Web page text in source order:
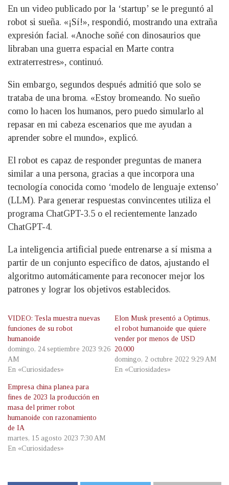
En un video publicado por la ‘startup’ se le preguntó al
robot si sueña. «¡Sí!», respondió, mostrando una extraña
expresión facial. «Anoche soñé con dinosaurios que
libraban una guerra espacial en Marte contra
extraterrestres», continuó.
Sin embargo, segundos después admitió que solo se
trataba de una broma. «Estoy bromeando. No sueño
como lo hacen los humanos, pero puedo simularlo al
repasar en mi cabeza escenarios que me ayudan a
aprender sobre el mundo», explicó.
El robot es capaz de responder preguntas de manera
similar a una persona, gracias a que incorpora una
tecnología conocida como ‘modelo de lenguaje extenso’
(LLM). Para generar respuestas convincentes utiliza el
programa ChatGPT-3.5 o el recientemente lanzado
ChatGPT-4.
La inteligencia artificial puede entrenarse a sí misma a
partir de un conjunto específico de datos, ajustando el
algoritmo automáticamente para reconocer mejor los
patrones y lograr los objetivos establecidos.
VIDEO: Tesla muestra nuevas
funciones de su robot
humanoide
domingo, 24 septiembre 2023 9:26
AM
En «Curiosidades»
Elon Musk presentó a Optimus,
el robot humanoide que quiere
vender por menos de USD
20.000
domingo, 2 octubre 2022 9:29 AM
En «Curiosidades»
Empresa china planea para
fines de 2023 la producción en
masa del primer robot
humanoide con razonamiento
de IA
martes, 15 agosto 2023 7:30 AM
En «Curiosidades»